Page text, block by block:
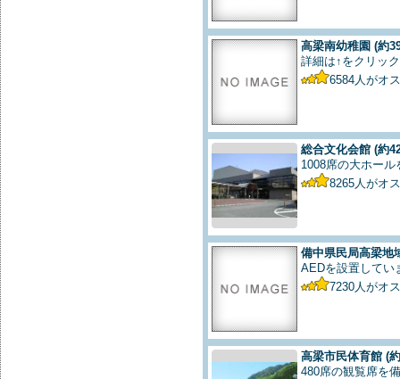
高梁南幼稚園 (約
詳細は↑をクリック
6584 人がオ
総合文化会館 (約
1008席の大ホー
8265 人がオ
備中県民局高梁地
AEDを設置してい
7230 人がオ
高梁市民体育館 (
480席の観覧席を